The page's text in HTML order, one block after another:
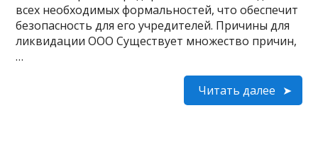
всех необходимых формальностей, что обеспечит
безопасность для его учредителей. Причины для
ликвидации ООО Существует множество причин,
…
Читать далее